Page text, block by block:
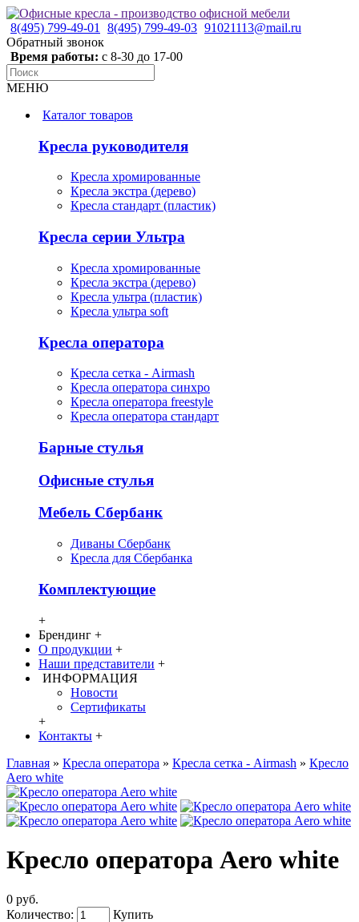
8(495) 799-49-01 8(495) 799-49-03 91021113@mail.ru
Обратный звонок
Время работы: с 8-30 до 17-00
МЕНЮ
Каталог товаров
Кресла руководителя
Кресла хромированные
Кресла экстра (дерево)
Кресла стандарт (пластик)
Кресла серии Ультра
Кресла хромированные
Кресла экстра (дерево)
Кресла ультра (пластик)
Кресла ультра soft
Кресла оператора
Кресла сетка - Airmash
Кресла оператора синхро
Кресла оператора freestyle
Кресла оператора стандарт
Барные стулья
Офисные стулья
Мебель Сбербанк
Диваны Сбербанк
Кресла для Сбербанка
Комплектующие
+
Брендинг +
О продукции +
Наши представители +
ИНФОРМАЦИЯ
Новости
Сертификаты
+
Контакты +
Главная » Кресла оператора » Кресла сетка - Airmash » Кресло
Aero white
Кресло оператора Aero white
0 руб.
Количество:
Купить